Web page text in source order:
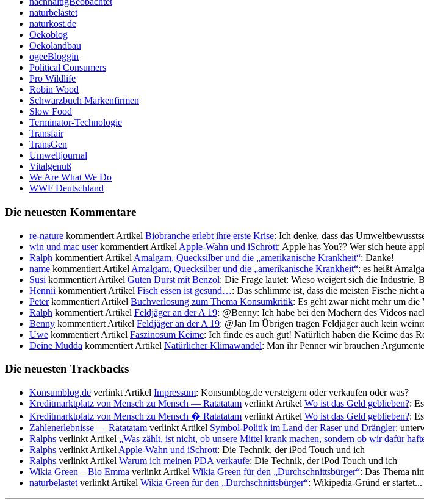
naturbelastet
naturkost.de
Oekoblog
Oekolandbau
ogeeBloggin
Political Consumers
Pro Wildlife
Robin Wood
Schwarzbuch Markenfirmen
Slow Food
Terminator-Technologie
Transfair
TransGen
Umweltjournal
Vitalgenuß
We Are What We Do
WWF Deutschland
Die neuesten Kommentare
re-nature kommentiert Artikel Biobranche erlebt ihre erste Krise: Ich denke, dass das
win und mac userkommentiert Artikel Apple-Wahn und iSchrott: Apple has You?? Wer sich heute
Ralph kommentiert Artikel Amalgam, Quecksilber und die „amerikanische Krankheit“: Danke!
name kommentiert Artikel Amalgam, Quecksilber und die „amerikanische Krankheit“: es heißt
Susi kommentiert Artikel Guten Durst mit Benzol: Die Frage lautet: Wieso weigert sich die Industrie,
Hennii kommentiert Artikel Fisch essen ist gesund…: Das schlimme ist, dass die meisten Fische nicht
Peterkommentiert Artikel Buchverlosung zum Thema Konsumkritik: Es geht zwar nicht mehr um die
Ralph kommentiert Artikel Feldjäger an der A 19: @Benny: Ich habe bei den Machern des Videos
Benny kommentiert Artikel Feldjäger an der A 19: @Jan Im Übrigen tragen Feldjäger auch kein
Uwe kommentiert Artikel Faszinosum Keime: Ich finde es auch gut! Natürlich haben die Keime das
Deine Mudda kommentiert Artikel Natürlicher Klimawandel: Man ihr Penner wir brauchen
Die neuesten Trackbacks
Konsumblog.de verlinkt Artikel Impressum: Konsumblog.de versteigern oder verkaufen oder was?
Kreditmarktplatz von Mensch zu Mensch — Ratatatam verlinkt Artikel Wo ist das Geld geblieben?:
Kreditmarktplatz von Mensch zu Mensch � Ratatatam verlinkt Artikel Wo ist das Geld geblieben?:
Zahlenerlebnisse — Ratatatam verlinkt Artikel Symbol-Politik im Land der Raser und Drängler:
Ralphs verlinkt Artikel „Was zählt, ist nicht, ob unsere Mittel krank machen, sondern ob wir dafür
Ralphs verlinkt Artikel Apple-Wahn und iSchrott: Die Technik, der iPod Touch und ich
Ralphs verlinkt Artikel Warum ich meinen PDA verkaufe: Die Technik, der iPod Touch und ich
Wikia Green – Bio Emma verlinkt Artikel Wikia Green für den „Durchschnittsbürger“: Das Thema
naturbelastet verlinkt Artikel Wikia Green für den „Durchschnittsbürger“: Wikipedia-Gründ er startet...